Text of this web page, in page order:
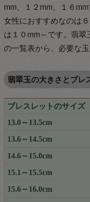
mm、１２mm、１６mm
女性におすすめなのは
は１０mm～です。翡
の一覧表から、必要な玉
翡翠玉の大きさとブレ
ブレスレットのサイズ
13.0～13.5cm
13.6～14.5cm
14.6～15.0cm
15.1～15.5cm
15.6～16.0cm